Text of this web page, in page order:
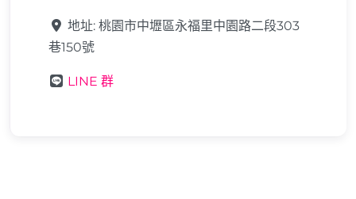
地址: 桃園市中壢區永福里中園路二段303
巷150號
LINE 群